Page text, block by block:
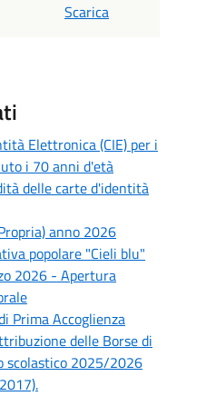
Scarica
Elettronica (CIE) per i
i 70 anni d'età
delle carte d'identità
anno 2026
popolare "Cieli blu"
2026 - Apertura
Prima Accoglienza
delle Borse di
scolastico 2025/2026